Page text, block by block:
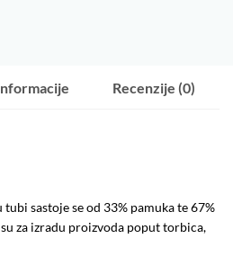
Recenzije (0)
sastoje se od 33% pamuka te 67%
za izradu proizvoda poput torbica,